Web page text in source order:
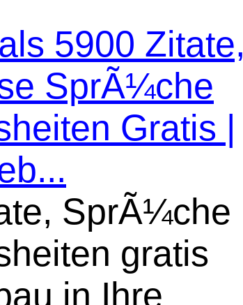
5900 Zitate,
SprÃ¼che
Gratis |
SprÃ¼che
gratis
in Ihre